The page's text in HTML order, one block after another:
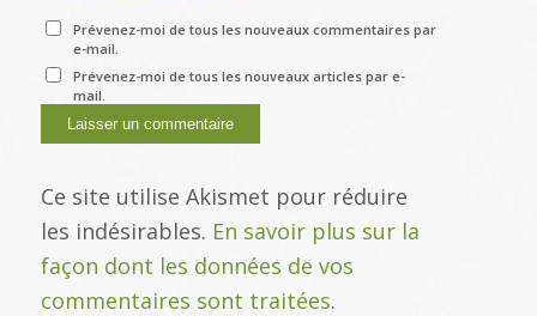
Prévenez-moi de tous les nouveaux commentaires par
e-mail.
Prévenez-moi de tous les nouveaux articles par e-
mail.
Ce site utilise Akismet pour réduire
les indésirables. En savoir plus sur la
façon dont les données de vos
commentaires sont traitées.